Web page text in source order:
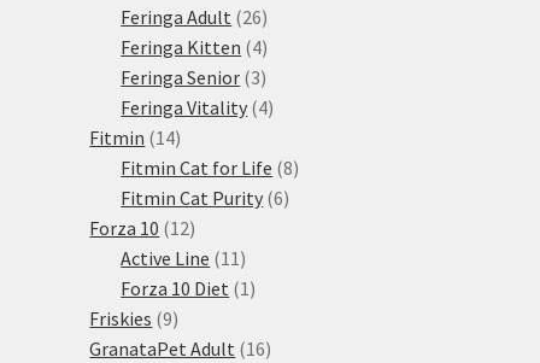
produktů
Feringa Adult 2626
produktů
Feringa Kitten 44
produkty
Feringa Senior 33
produkty
Feringa Vitality 44
Fitmin 1414
produktů
Fitmin Cat for Life 88
Fitmin Cat Purity 66
Forza 10 1212
produktů
Active Line 11 11
produktů
Forza 10 Diet 1 1
Friskies 99
produktů
GranataPet Adult 1616